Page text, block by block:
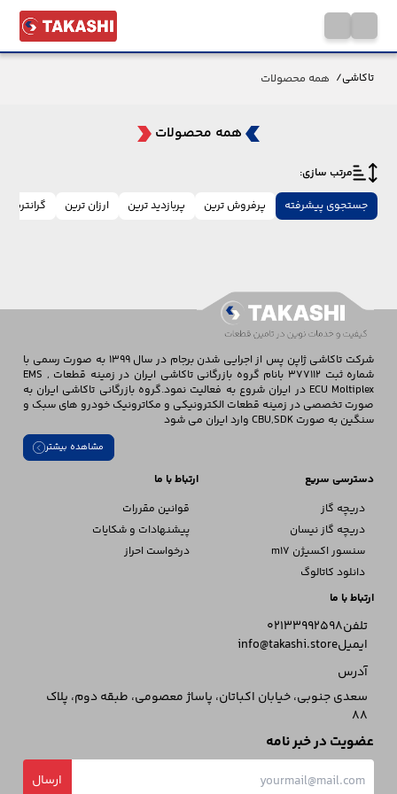
تاکاشی/ همه محصولات
همه محصولات
مرتب سازی:
جستجوی پیشرفته
پرفروش ترین پربازدید ترین ارزان ترین گرانترین
شرکت تاکاشی ژاپن پس از اجرایی شدن برجام در سال 1399 به صورت رسمی با
شماره ثبت 377112 بانام گروه بازرگانی تاکاشی ایران در زمینه قطعات EMS ,
ECU Moltiplex در ایران شروع به فعالیت نمود.گروه بازرگانی تاکاشی ایران به
صورت تخصصی در زمینه قطعات الکترونیکی و مکاترونیک خودرو های سبک و
سنگین به صورت CBU,SDK وارد ایران می شود
مشاهده بیشتر
دسترسی سریع
دریچه گاز
دریچه گاز نیسان
سنسور اکسیژن m17
دانلود کاتالوگ
ارتباط با ما
قوانین مقررات
پیشنهادات و شکایات
درخواست احراز
ارتباط با ما
تلفن02133992598
ایمیلinfo@takashi.store
آدرس
سعدی جنوبی، خیابان اکباتان، پاساژ معصومی، طبقه دوم، پلاک
88
عضویت در خبر نامه
ارسال